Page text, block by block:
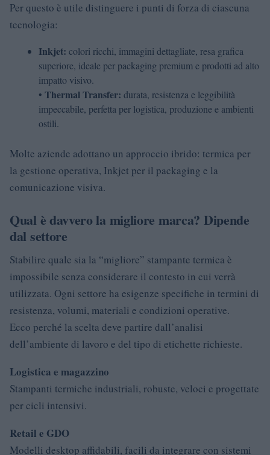
Per questo è utile distinguere i punti di forza di ciascuna
tecnologia:
Inkjet: colori ricchi, immagini dettagliate, resa grafica
superiore, ideale per packaging premium e prodotti ad alto
impatto visivo.
• Thermal Transfer: durata, resistenza e leggibilità
impeccabile, perfetta per logistica, produzione e ambienti
ostili.
Molte aziende adottano un approccio ibrido: termica per
la gestione operativa, Inkjet per il packaging e la
comunicazione visiva.
Qual è davvero la migliore marca? Dipende
dal settore
Stabilire quale sia la “migliore” stampante termica è
impossibile senza considerare il contesto in cui verrà
utilizzata. Ogni settore ha esigenze specifiche in termini di
resistenza, volumi, materiali e condizioni operative.
Ecco perché la scelta deve partire dall’analisi
dell’ambiente di lavoro e del tipo di etichette richieste.
Logistica e magazzino
Stampanti termiche industriali, robuste, veloci e progettate
per cicli intensivi.
Retail e GDO
Modelli desktop affidabili, facili da integrare con sistemi